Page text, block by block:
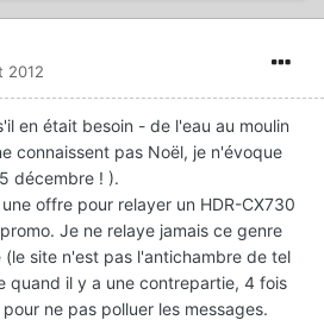
2012
en était besoin - de l'eau au moulin
connaissent pas Noël, je n'évoque
décembre ! ).
offre pour relayer un HDR-CX730
Je ne relaye jamais ce genre
site n'est pas l'antichambre de tel
quand il y a une contrepartie, 4 fois
ne pas polluer les messages.